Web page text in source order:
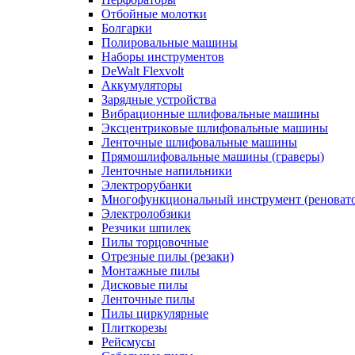
Отбойные молотки
Болгарки
Полировальные машины
Наборы инструментов
DeWalt Flexvolt
Аккумуляторы
Зарядные устройства
Вибрационные шлифовальные машины
Эксцентриковые шлифовальные машины
Ленточные шлифовальные машины
Прямошлифовальные машины (граверы)
Ленточные напильники
Электрорубанки
Многофункциональный инструмент
Электролобзики
Резчики шпилек
Пилы торцовочные
Отрезные пилы (резаки)
Монтажные пилы
Дисковые пилы
Ленточные пилы
Пилы циркулярные
Плиткорезы
Рейсмусы